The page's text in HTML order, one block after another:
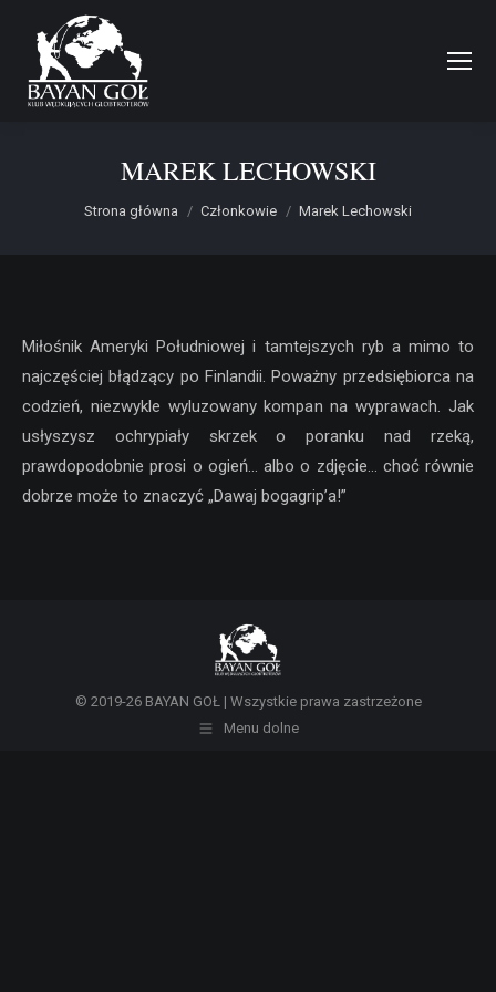
MAREK LECHOWSKI
Jesteś tutaj:
Strona główna Członkowie Marek Lechowski
Miłośnik Ameryki Południowej i tamtejszych ryb a mimo to
najczęściej błądzący po Finlandii. Poważny przedsiębiorca na
codzień, niezwykle wyluzowany kompan na wyprawach. Jak
usłyszysz ochrypiały skrzek o poranku nad rzeką,
prawdopodobnie prosi o ogień… albo o zdjęcie… choć równie
dobrze może to znaczyć „Dawaj bogagrip’a!”
© 2019-26 BAYAN GOŁ | Wszystkie prawa zastrzeżone
Menu dolne